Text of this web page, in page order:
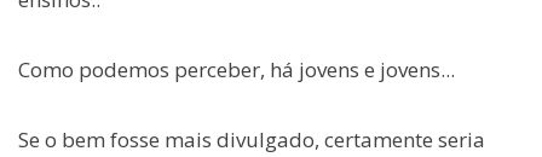
Como podemos perceber, há jovens e jovens...
Se o bem fosse mais divulgado, certamente seria